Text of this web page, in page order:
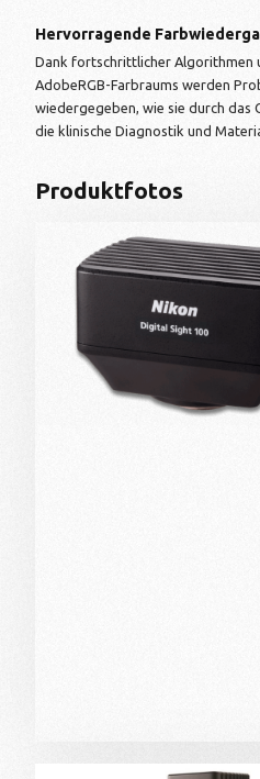
Hervorragende
Dank fortschrittlicher Algorithmen
AdobeRGB-Farbraums werden
wiedergegeben, wie sie durch das
die klinische Diagnostik und
Produktfotos